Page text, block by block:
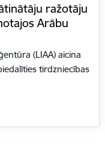
ražotāju
Arābu
(LIAA) aicina
tirdzniecības